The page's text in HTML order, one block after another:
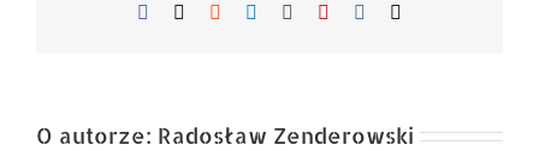
Facebook Reddit LinkedIn
TumblrPinterest
O autorze: Radosław Zenderowski